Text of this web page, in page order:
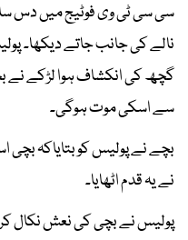
سی سی ٹی وی فوٹیج میں دس
نالے کی جانب جاتے دیکھا۔
گچھ کی انکشاف ہوا لڑکے نے
سے اسکی موت ہوگی۔
بچے نے پولیس کو بتایاکہ
نے یہ قدم اٹھایا۔
پولیس نے بچی کی نعش نکال